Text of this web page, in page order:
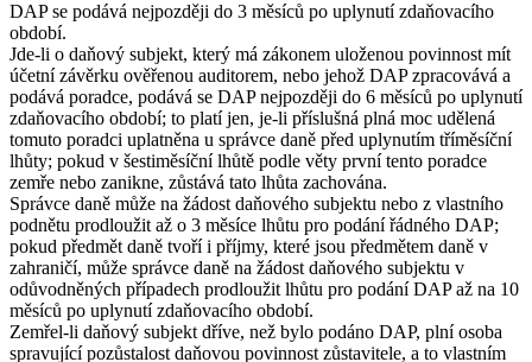
DAP se podává nejpozději do 3 měsíců po uplynutí zdaňovacího
období.
Jde-li o daňový subjekt, který má zákonem uloženou povinnost mít
účetní závěrku ověřenou auditorem, nebo jehož DAP zpracovává a
podává poradce, podává se DAP nejpozději do 6 měsíců po uplynutí
zdaňovacího období; to platí jen, je-li příslušná plná moc udělená
tomuto poradci uplatněna u správce daně před uplynutím tříměsíční
lhůty; pokud v šestiměsíční lhůtě podle věty první tento poradce
zemře nebo zanikne, zůstává tato lhůta zachována.
Správce daně může na žádost daňového subjektu nebo z vlastního
podnětu prodloužit až o 3 měsíce lhůtu pro podání řádného DAP;
pokud předmět daně tvoří i příjmy, které jsou předmětem daně v
zahraničí, může správce daně na žádost daňového subjektu v
odůvodněných případech prodloužit lhůtu pro podání DAP až na 10
měsíců po uplynutí zdaňovacího období.
Zemřel-li daňový subjekt dříve, než bylo podáno DAP, plní osoba
spravující pozůstalost daňovou povinnost zůstavitele, a to vlastním